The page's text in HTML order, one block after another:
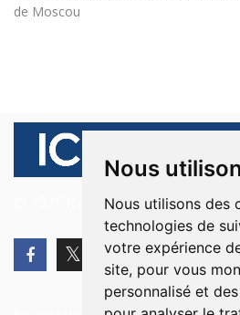
Nous
Nous utilisons des
technologies de
votre expérience
site, pour vous
personnalisé et
de Moscou
© 2026 Ici Beyrouth. Tous les